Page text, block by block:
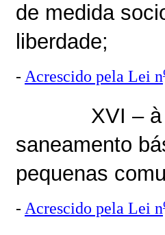
de medida
liberdade;
- Acrescido pela Lei n
XVI –
saneamento
pequenas
- Acrescido pela Lei n